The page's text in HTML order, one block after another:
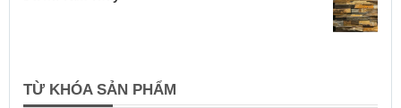
TỪ KHÓA SẢN PHẨM